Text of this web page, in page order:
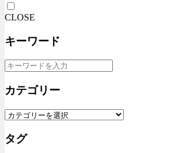
CLOSE
キーワード
カテゴリー
タグ